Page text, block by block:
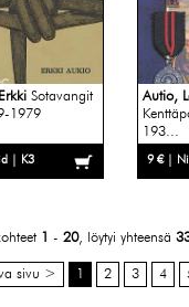
Sotavangit
1979
| K3
Autio,
193...
9 € |
1 - 20, löytyi yhteensä
sivu > 1 2 3 4